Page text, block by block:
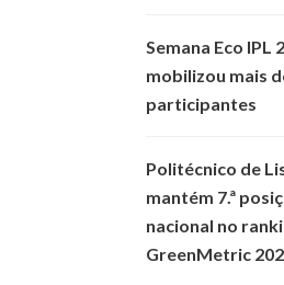
Semana Eco IPL
mobilizou mais
participantes
Politécnico de
mantém 7.ª
nacional no
GreenMetric